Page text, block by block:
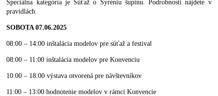
Špeciálna kategória je Súťaž o Syréniu šupinu. Podrobnosti nájdete v
pravidlách.
SOBOTA 07.06.2025
08:00 – 14:00 inštalácia modelov pre súťaž a festival
08:00 – 11:00 inštalácia modelov pre Konvenciu
10:00 – 18:00 výstava otvorená pre návštevníkov
11:00 – 13:00 hodnotenie modelov v rámci Konvencie